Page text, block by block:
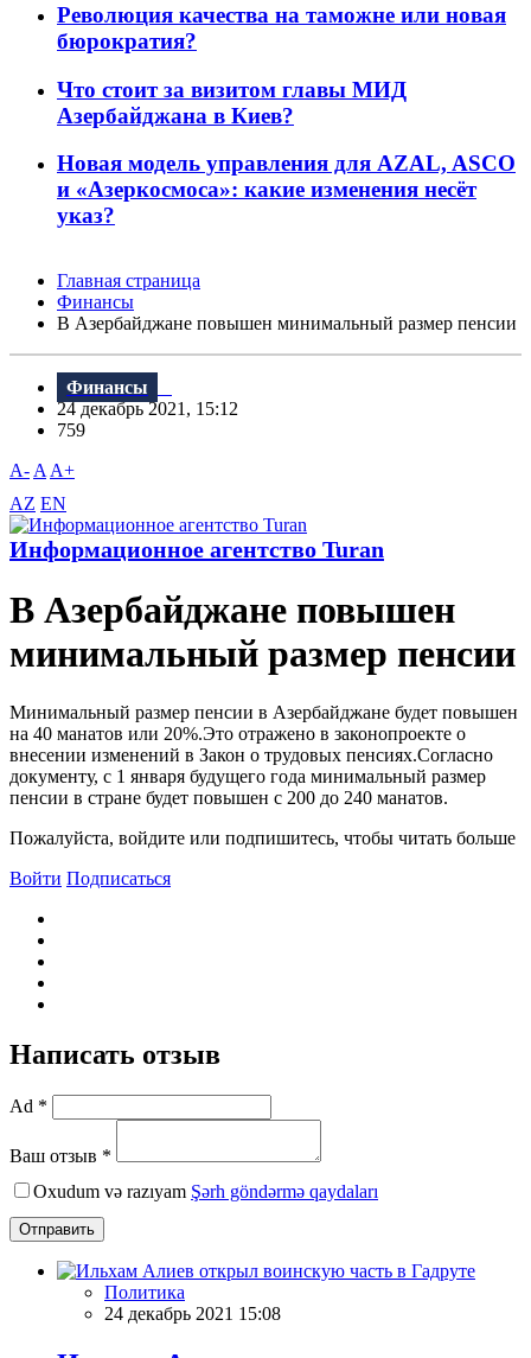
Революция качества на таможне или новая
бюрократия?
Что стоит за визитом главы МИД
Азербайджана в Киев?
Новая модель управления для AZAL, ASCO
и «Азеркосмоса»: какие изменения несёт
указ?
Главная страница
Финансы
В Азербайджане повышен минимальный размер пенсии
Финансы
24 декабрь 2021, 15:12
759
A- A A+
AZ EN
Информационное агентство Turan
В Азербайджане повышен
минимальный размер пенсии
Минимальный размер пенсии в Азербайджане будет повышен
на 40 манатов или 20%.Это отражено в законопроекте о
внесении изменений в Закон о трудовых пенсиях.Согласно
документу, с 1 января будущего года минимальный размер
пенсии в стране будет повышен с 200 до 240 манатов.
Пожалуйста, войдите или подпишитесь, чтобы читать больше
Войти Подписаться
Написать отзыв
Ad *
Ваш отзыв *
Oxudum və razıyam Şərh göndərmə qaydaları
Отправить
Политика
24 декабрь 2021 15:08